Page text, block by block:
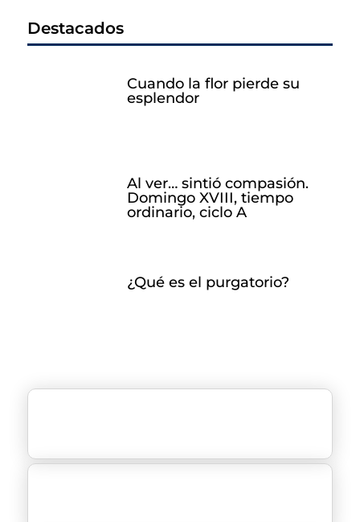
Destacados
Cuando la flor pierde su
esplendor
Al ver… sintió compasión.
Domingo XVIII, tiempo
ordinario, ciclo A
¿Qué es el purgatorio?